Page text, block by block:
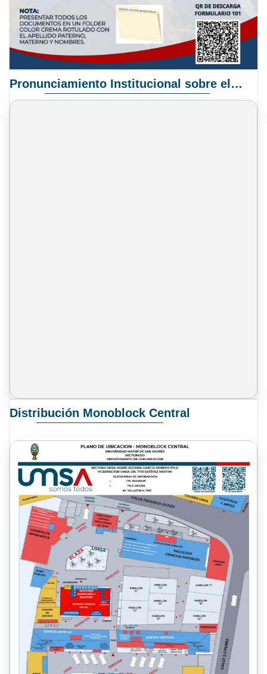
Pronunciamiento Institucional sobre el Proyecto de Ley N° 068/2025-2026 C.S.
Distribución Monoblock Central